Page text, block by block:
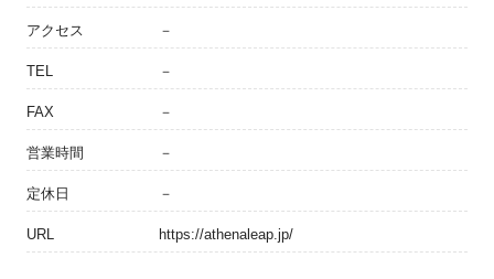
アクセス －
TEL －
FAX －
営業時間 －
定休日 －
URL https://athenaleap.jp/